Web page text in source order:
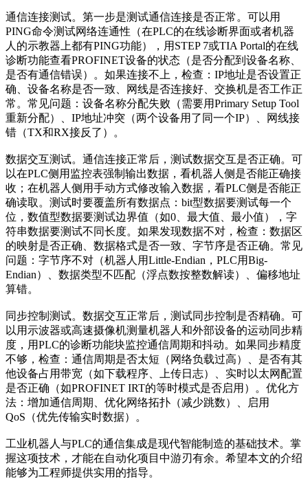
通信连接测试。第一步是测试通信连接是否正常。可以用
PING命令测试网络连通性（在PLC的在线诊断界面或者机器
人的示教器上都有PING功能），用STEP 7或TIA Portal的在线
诊断功能查看PROFINET设备的状态（是否分配到设备名称、
是否有通信错误）。如果连接不上，检查：IP地址是否设置正
确、设备名称是否一致、网线是否连接好、交换机是否工作正
常。常见问题：设备名称分配失败（需要用Primary Setup Tool
重新分配）、IP地址冲突（两个设备用了同一个IP）、网线接
错（TX和RX接反了）。
数据交互测试。通信连接正常后，测试数据交互是否正确。可
以在PLC侧用监控表强制输出数据，看机器人侧是否能正确接
收；在机器人侧用手动方式修改输入数据，看PLC侧是否能正
确读取。测试时要覆盖所有数据点：bit型数据要测试每一个
位，数值型数据要测试边界值（如0、最大值、最小值），字
符串数据要测试不同长度。如果发现数据不对，检查：数据区
的映射是否正确、数据格式是否一致、字节序是否正确。常见
问题：字节序不对（机器人用Little-Endian，PLC用Big-
Endian）、数据类型不匹配（浮点数按整数解读）、偏移地址
算错。
同步控制测试。数据交互正常后，测试同步控制是否精确。可
以用示波器或高速摄像机测量机器人和外部设备的运动同步精
度，用PLC的诊断功能块监控通信周期和抖动。如果同步精度
不够，检查：通信周期是否太短（网络负载过高）、是否有其
他设备占用带宽（如下载程序、上传日志）、实时以太网配置
是否正确（如PROFINET IRT的等时模式是否启用）。优化方
法：增加通信周期、优化网络拓扑（减少跳数）、启用
QoS（优先传输实时数据）。
工业机器人与PLC的通信集成是现代智能制造的基础技术。掌
握这项技术，才能在自动化项目中游刃有余。希望本文的介绍
能够为工程师提供实用的指导。